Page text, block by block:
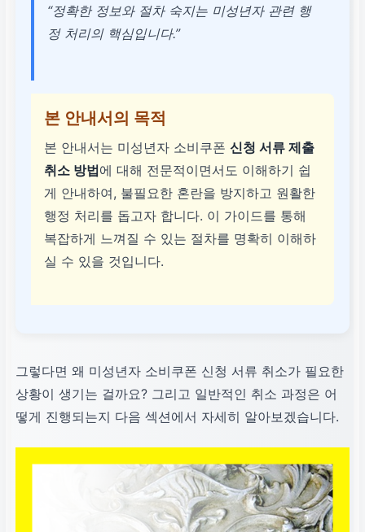
“정확한 정보와 절차 숙지는 미성년자 관련 행
정 처리의 핵심입니다.”
본 안내서의 목적
본 안내서는 미성년자 소비쿠폰신청 서류 제출
취소 방법에 대해 전문적이면서도 이해하기 쉽
게 안내하여, 불필요한 혼란을 방지하고 원활한
행정 처리를 돕고자 합니다. 이 가이드를 통해
복잡하게 느껴질 수 있는 절차를 명확히 이해하
실 수 있을 것입니다.
그렇다면 왜 미성년자 소비쿠폰 신청 서류 취소가 필요한
상황이 생기는 걸까요? 그리고 일반적인 취소 과정은 어
떻게 진행되는지 다음 섹션에서 자세히 알아보겠습니다.